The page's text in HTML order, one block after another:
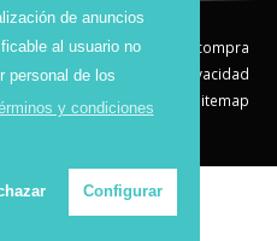
de anuncios
al usuario no
personal de los
y condiciones
Configurar
Legal
Condiciones de compra
Política de Privacidad
Política de Cookies
Sitemap